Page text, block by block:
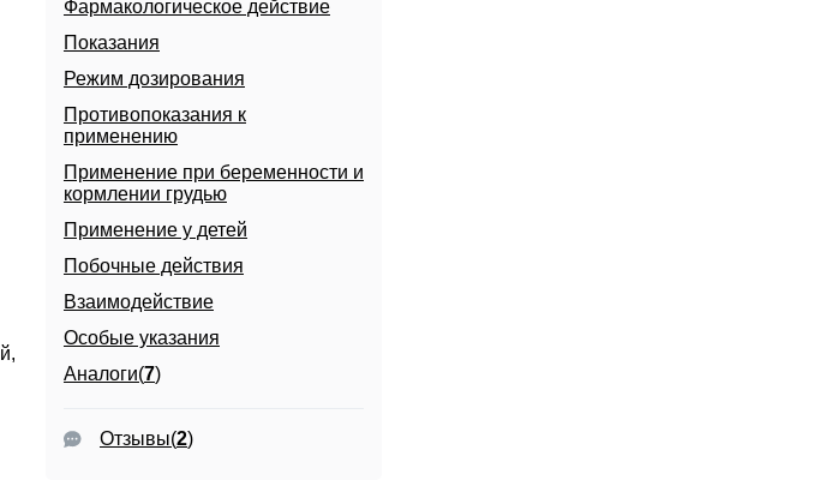
Фармакологическое действие
Показания
Режим дозирования
Противопоказания к
применению
Применение при беременности и
кормлении грудью
Применение у детей
Побочные действия
Взаимодействие
Особые указания
Аналоги(7)
Отзывы(2)